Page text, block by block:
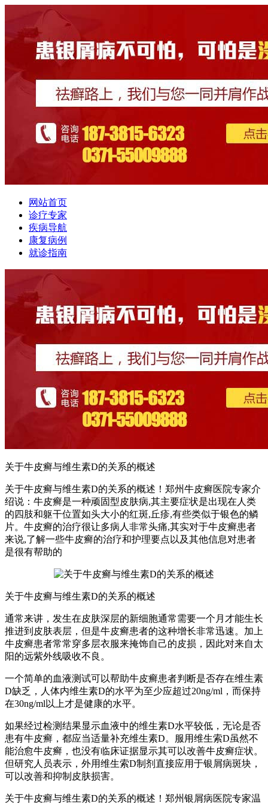
网站首页
诊疗专家
疾病导航
康复病例
就诊指南
关于牛皮癣与维生素D的关系的概述
关于牛皮癣与维生素D的关系的概述！郑州牛皮癣医院专家介
绍说：牛皮癣是一种顽固型皮肤病,其主要症状是出现在人类
的四肢和躯干位置如头大小的红斑,丘疹,有些类似于银色的鳞
片。牛皮癣的治疗很让多病人非常头痛,其实对于牛皮癣患者
来说,了解一些牛皮癣的治疗和护理要点以及其他信息对患者
是很有帮助的
关于牛皮癣与维生素D的关系的概述
通常来讲，发生在皮肤深层的新细胞通常需要一个月才能生长
推进到皮肤表层，但是牛皮癣患者的这种增长非常迅速。加上
牛皮癣患者常常穿多层衣服来掩饰自己的皮损，因此对来自太
阳的远紫外线吸收不良。
一个简单的血液测试可以帮助牛皮癣患者判断是否存在维生素
D缺乏，人体内维生素D的水平为至少应超过20ng/ml，而保持
在30ng/ml以上才是健康的水平。
如果经过检测结果显示血液中的维生素D水平较低，无论是否
患有牛皮癣，都应当适量补充维生素D。服用维生索D虽然不
能治愈牛皮癣，也没有临床证据显示其可以改善牛皮癣症状。
但研究人员表示，外用维生索D制剂直接应用于银屑病斑块，
可以改善和抑制皮肤损害。
关于牛皮癣与维生素D的关系的概述！郑州银屑病医院专家温